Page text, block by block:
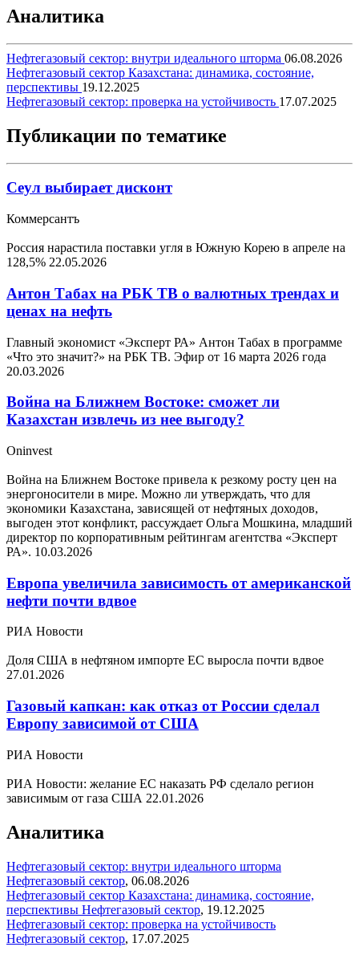
Аналитика
Нефтегазовый сектор: внутри идеального шторма 06.08.2026
Нефтегазовый сектор Казахстана: динамика, состояние,
перспективы 19.12.2025
Нефтегазовый сектор: проверка на устойчивость 17.07.2025
Публикации по тематике
Сеул выбирает дисконт
Коммерсантъ
Россия нарастила поставки угля в Южную Корею в апреле на
128,5% 22.05.2026
Антон Табах на РБК ТВ о валютных трендах и
ценах на нефть
Главный экономист «Эксперт РА» Антон Табах в программе
«Что это значит?» на РБК ТВ. Эфир от 16 марта 2026 года
20.03.2026
Война на Ближнем Востоке: сможет ли
Казахстан извлечь из нее выгоду?
Oninvest
Война на Ближнем Востоке привела к резкому росту цен на
энергоносители в мире. Можно ли утверждать, что для
экономики Казахстана, зависящей от нефтяных доходов,
выгоден этот конфликт, рассуждает Ольга Мошкина, младший
директор по корпоративным рейтингам агентства «Эксперт
РА». 10.03.2026
Европа увеличила зависимость от американской
нефти почти вдвое
РИА Новости
Доля США в нефтяном импорте ЕС выросла почти вдвое
27.01.2026
Газовый капкан: как отказ от России сделал
Европу зависимой от США
РИА Новости
РИА Новости: желание ЕС наказать РФ сделало регион
зависимым от газа США 22.01.2026
Аналитика
Нефтегазовый сектор: внутри идеального шторма
Нефтегазовый сектор, 06.08.2026
Нефтегазовый сектор Казахстана: динамика, состояние,
перспективы Нефтегазовый сектор, 19.12.2025
Нефтегазовый сектор: проверка на устойчивость
Нефтегазовый сектор, 17.07.2025